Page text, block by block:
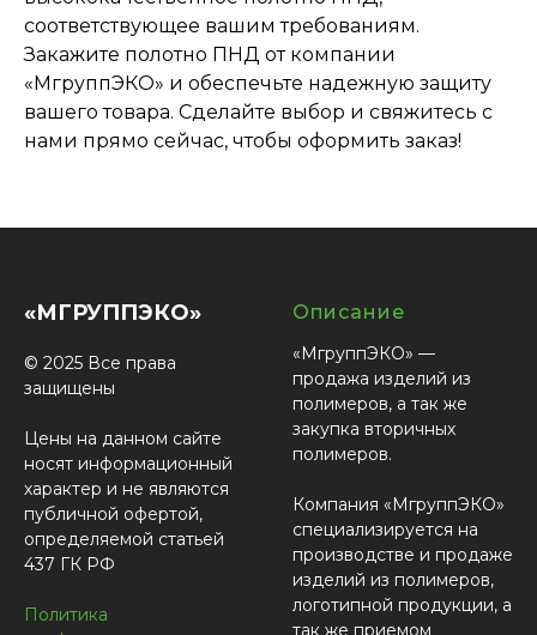
соответствующее вашим требованиям.
Закажите полотно ПНД от компании
«МгруппЭКО» и обеспечьте надежную защиту
вашего товара. Сделайте выбор и свяжитесь с
нами прямо сейчас, чтобы оформить заказ!
«МГРУППЭКО»
© 2025 Все права
защищены
Цены на данном сайте
носят информационный
характер и не являются
публичной офертой,
определяемой статьей
437 ГК РФ
Политика
Описание
«МгруппЭКО» —
продажа изделий из
полимеров, а так же
закупка вторичных
полимеров.
Компания «МгруппЭКО»
специализируется на
производстве и продаже
изделий из полимеров,
логотипной продукции, а
так же приемом